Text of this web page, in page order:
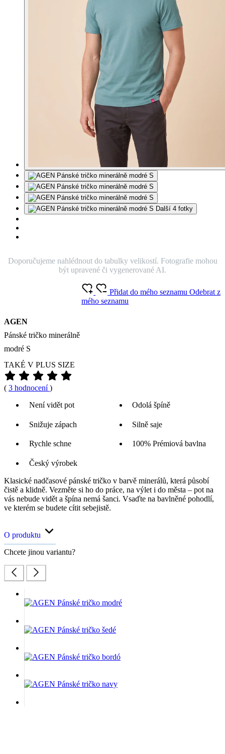
Další 4 fotky
Doporučujeme nahlédnout do tabulky velikostí. Fotografie mohou
být upravené či vygenerované AI.
AGEN
Pánské tričko minerálně
modré S
Přidat do mého seznamuOdebrat z
mého seznamu
TAKÉ V PLUS SIZE
( 3 hodnocení)
Není vidět pot
Odolá špíně
Snižuje zápach Silně saje
Rychle schne 100% Prémiová bavlna
Český výrobek
Klasické nadčasové pánské tričko v barvě minerálů, která působí
čistě a klidně. Vezměte si ho do práce, na výlet i do města – pot na
vás nebude vidět a špína nemá šanci. Vsaďte na bavlněné pohodlí,
ve kterém se budete cítit sebejistě.
O produktu
Chcete jinou variantu?